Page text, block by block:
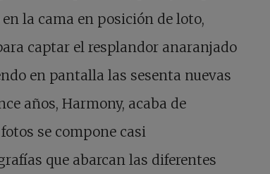
en la cama en posición de loto,
captar el resplandor anaranjado
en pantalla las sesenta nuevas
años, Harmony, acaba de
se compone casi
que abarcan las diferentes